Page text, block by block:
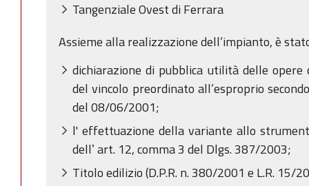
Tangenziale Ovest di Ferrara
Assieme alla realizzazione dell’impianto, è
dichiarazione di pubblica utilità delle opere
del vincolo preordinato all’esproprio
del 08/06/2001;
l' effettuazione della variante allo
dellʼ art. 12, comma 3 del Dlgs. 387/2003;
Titolo edilizio (D.P.R. n. 380/2001 e L.R. 15/